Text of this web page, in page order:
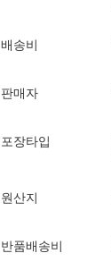
배송비
판매자
포장타입
원산지
반품배송비